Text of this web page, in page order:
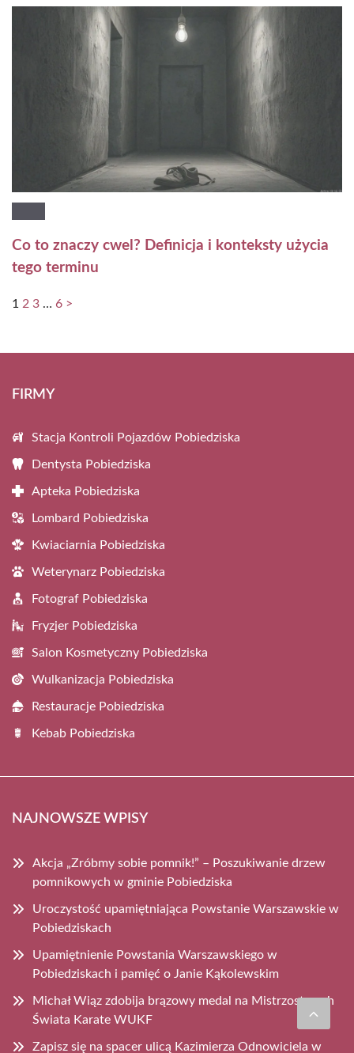
Co to znaczy cwel? Definicja i konteksty użycia
tego terminu
1 2 3 … 6 >
FIRMY
Stacja Kontroli Pojazdów Pobiedziska
Dentysta Pobiedziska
Apteka Pobiedziska
Lombard Pobiedziska
Kwiaciarnia Pobiedziska
Weterynarz Pobiedziska
Fotograf Pobiedziska
Fryzjer Pobiedziska
Salon Kosmetyczny Pobiedziska
Wulkanizacja Pobiedziska
Restauracje Pobiedziska
Kebab Pobiedziska
NAJNOWSZE WPISY
Akcja „Zróbmy sobie pomnik!” – Poszukiwanie drzew
pomnikowych w gminie Pobiedziska
Uroczystość upamiętniająca Powstanie Warszawskie w
Pobiedziskach
Upamiętnienie Powstania Warszawskiego w
Pobiedziskach i pamięć o Janie Kąkolewskim
Michał Wiąz zdobija brązowy medal na Mistrzostwach
Świata Karate WUKF
Zapisz się na spacer ulicą Kazimierza Odnowiciela w